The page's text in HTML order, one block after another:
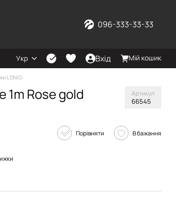
096-333-33-33
Укр Вхід Мій кошик
LDNIO
1m Rose gold Артикул
66545
Порівняти В бажання